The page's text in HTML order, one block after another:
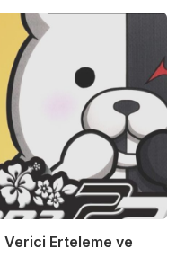
Erteleme ve